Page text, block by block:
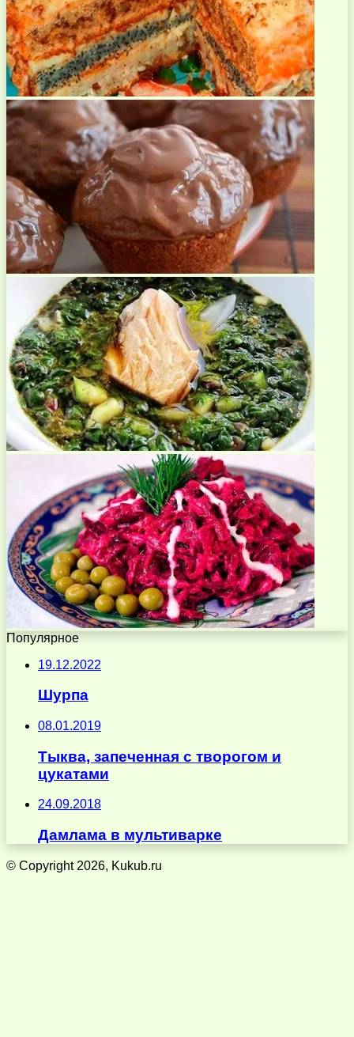
Популярное
19.12.2022
Шурпа
08.01.2019
Тыква, запеченная с творогом и
цукатами
24.09.2018
Дамлама в мультиварке
© Copyright 2026, Kukub.ru